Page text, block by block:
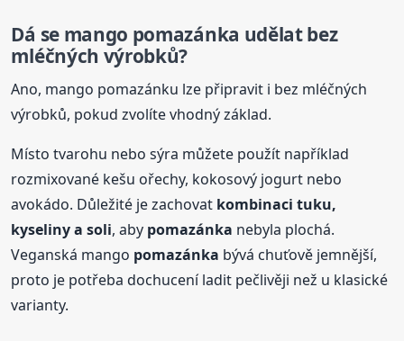
Dá se mango pomazánka udělat bez
mléčných výrobků?
Ano, mango pomazánku lze připravit i bez mléčných
výrobků, pokud zvolíte vhodný základ.
Místo tvarohu nebo sýra můžete použít například
rozmixované kešu ořechy, kokosový jogurt nebo
avokádo. Důležité je zachovat kombinaci tuku,
kyseliny a soli, aby pomazánka nebyla plochá.
Veganská mango pomazánka bývá chuťově jemnější,
proto je potřeba dochucení ladit pečlivěji než u klasické
varianty.